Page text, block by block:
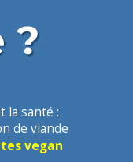
?
la santé :
de viande
vegan